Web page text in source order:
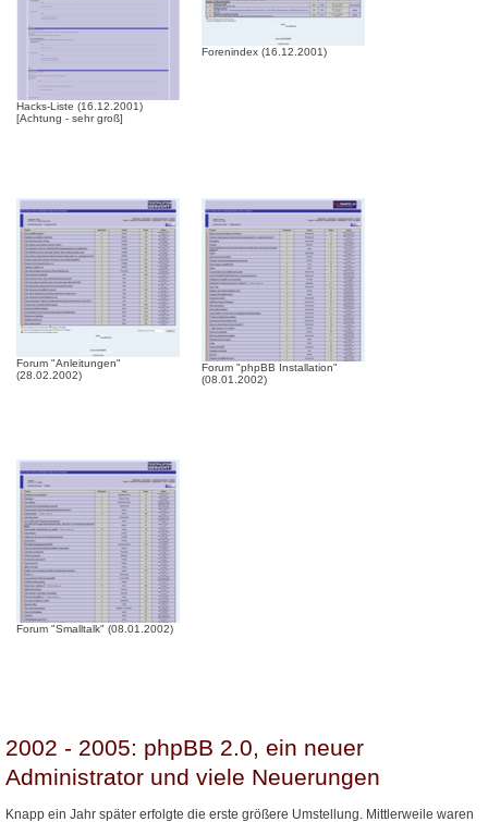
Hacks-Liste (16.12.2001)
[Achtung - sehr groß]
Forenindex (16.12.2001)
Forum "Anleitungen"
(28.02.2002)
Forum "phpBB Installation"
(08.01.2002)
Forum "Smalltalk" (08.01.2002)
2002 - 2005: phpBB 2.0, ein neuer
Administrator und viele Neuerungen
Knapp ein Jahr später erfolgte die erste größere Umstellung. Mittlerweile waren